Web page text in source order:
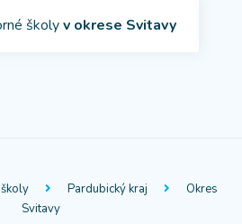
školyv okrese Svitavy
Pardubický kraj
Okres
Svitavy